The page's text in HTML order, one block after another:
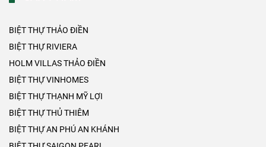
BIỆT THỰ THẢO ĐIỀN
BIỆT THỰ RIVIERA
HOLM VILLAS THẢO ĐIỀN
BIỆT THỰ VINHOMES
BIỆT THỰ THẠNH MỸ LỢI
BIỆT THỰ THỦ THIÊM
BIỆT THỰ AN PHÚ AN KHÁNH